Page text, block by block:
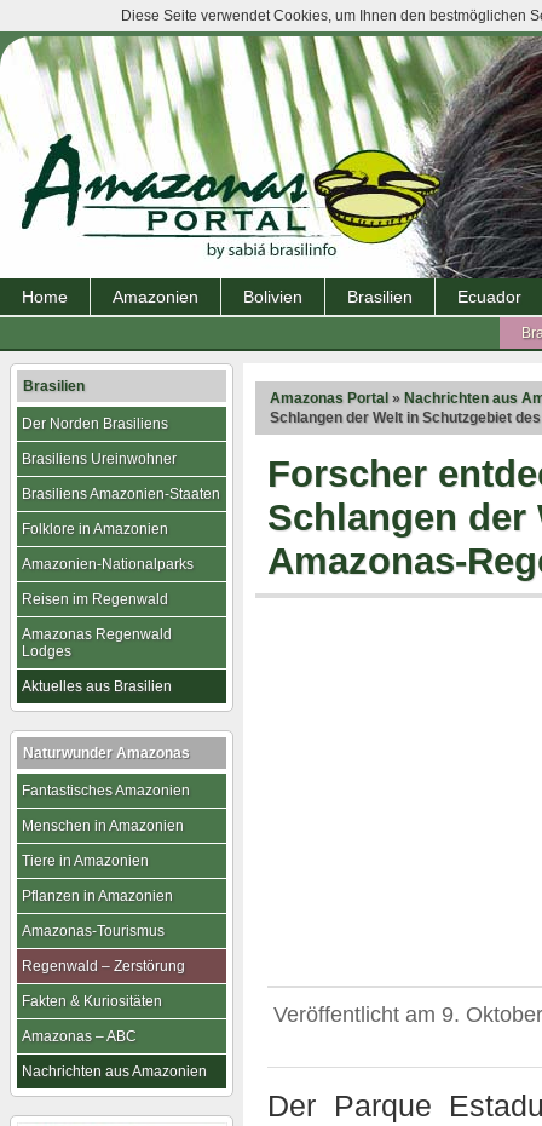
Home Amazonien Bolivien Brasilien Ecuador
Amazonas Portal » Nachrichten aus
Schlangen der Welt in Schutzgebiet
Forscher
Schlangen der
Amazonas-
Veröffentlicht am 9.
Der Parque
Brasilien
Der Norden Brasiliens
Brasiliens Ureinwohner
Brasiliens Amazonien-Staaten
Folklore in Amazonien
Amazonien-Nationalparks
Reisen im Regenwald
Amazonas Regenwald
Lodges
Aktuelles aus Brasilien
Naturwunder Amazonas
Fantastisches Amazonien
Menschen in Amazonien
Tiere in Amazonien
Pflanzen in Amazonien
Amazonas-Tourismus
Regenwald – Zerstörung
Fakten & Kuriositäten
Amazonas – ABC
Nachrichten aus Amazonien
Diese Seite verwendet Cookies, um Ihnen den bestmöglichen